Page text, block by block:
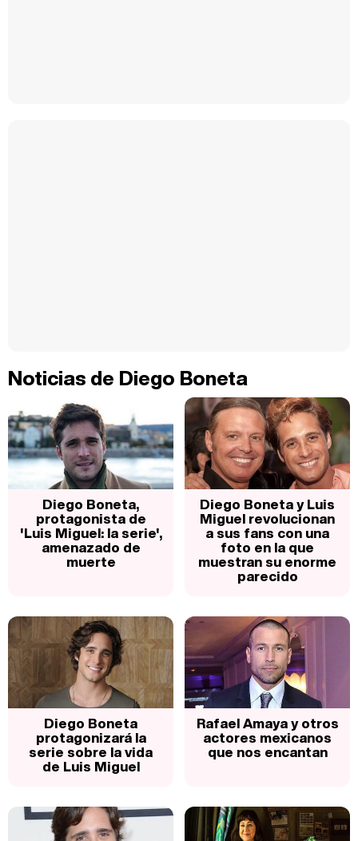
Noticias de Diego Boneta
Diego Boneta,
protagonista de
'Luis Miguel: la serie',
amenazado de
muerte
Diego Boneta y Luis
Miguel revolucionan
a sus fans con una
foto en la que
muestran su enorme
parecido
Diego Boneta
protagonizará la
serie sobre la vida
de Luis Miguel
Rafael Amaya y otros
actores mexicanos
que nos encantan